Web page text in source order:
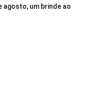
agosto, um brinde ao